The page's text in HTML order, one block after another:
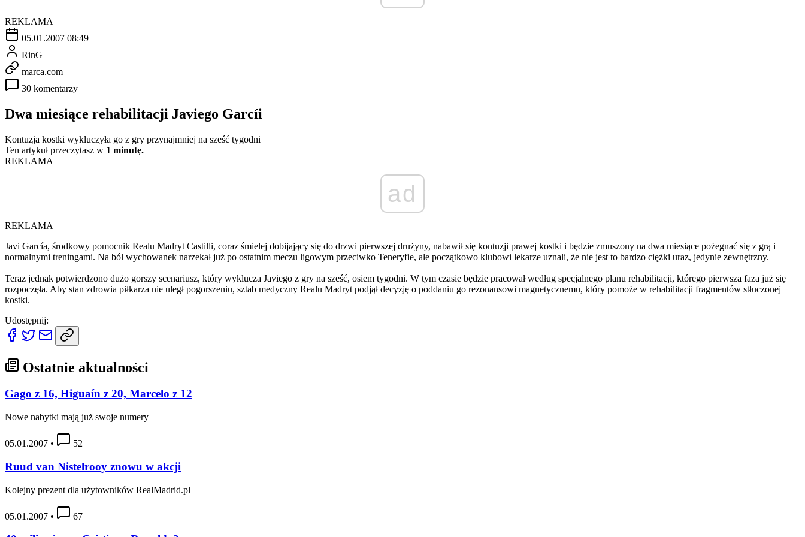
REKLAMA
05.01.2007 08:49
RinG
marca.com
30 komentarzy
Dwa miesiące rehabilitacji Javiego Garcíi
Kontuzja kostki wykluczyła go z gry przynajmniej na sześć tygodni
Ten artykuł przeczytasz w 1 minutę.
REKLAMA
ad
REKLAMA
Javi García, środkowy pomocnik Realu Madryt Castilli, coraz śmielej dobijający się do drzwi pierwszej drużyny, nabawił się kontuzji prawej kostki i będzie zmuszony na dwa miesiące pożegnać się z grą i
normalnymi treningami. Na ból wychowanek narzekał już po ostatnim meczu ligowym przeciwko Teneryfie, ale początkowo klubowi lekarze uznali, że nie jest to bardzo ciężki uraz, jedynie zewnętrzny.
Teraz jednak potwierdzono dużo gorszy scenariusz, który wyklucza Javiego z gry na sześć, osiem tygodni. W tym czasie będzie pracował według specjalnego planu rehabilitacji, którego pierwsza faza już się
rozpoczęła. Aby stan zdrowia piłkarza nie uległ pogorszeniu, sztab medyczny Realu Madryt podjął decyzję o poddaniu go rezonansowi magnetycznemu, który pomoże w rehabilitacji fragmentów stłuczonej
kostki.
Udostępnij:
Ostatnie aktualności
Gago z 16, Higuaín z 20, Marcelo z 12
Nowe nabytki mają już swoje numery
05.01.2007 • 52
Ruud van Nistelrooy znowu w akcji
Kolejny prezent dla użytowników RealMadrid.pl
05.01.2007 • 67